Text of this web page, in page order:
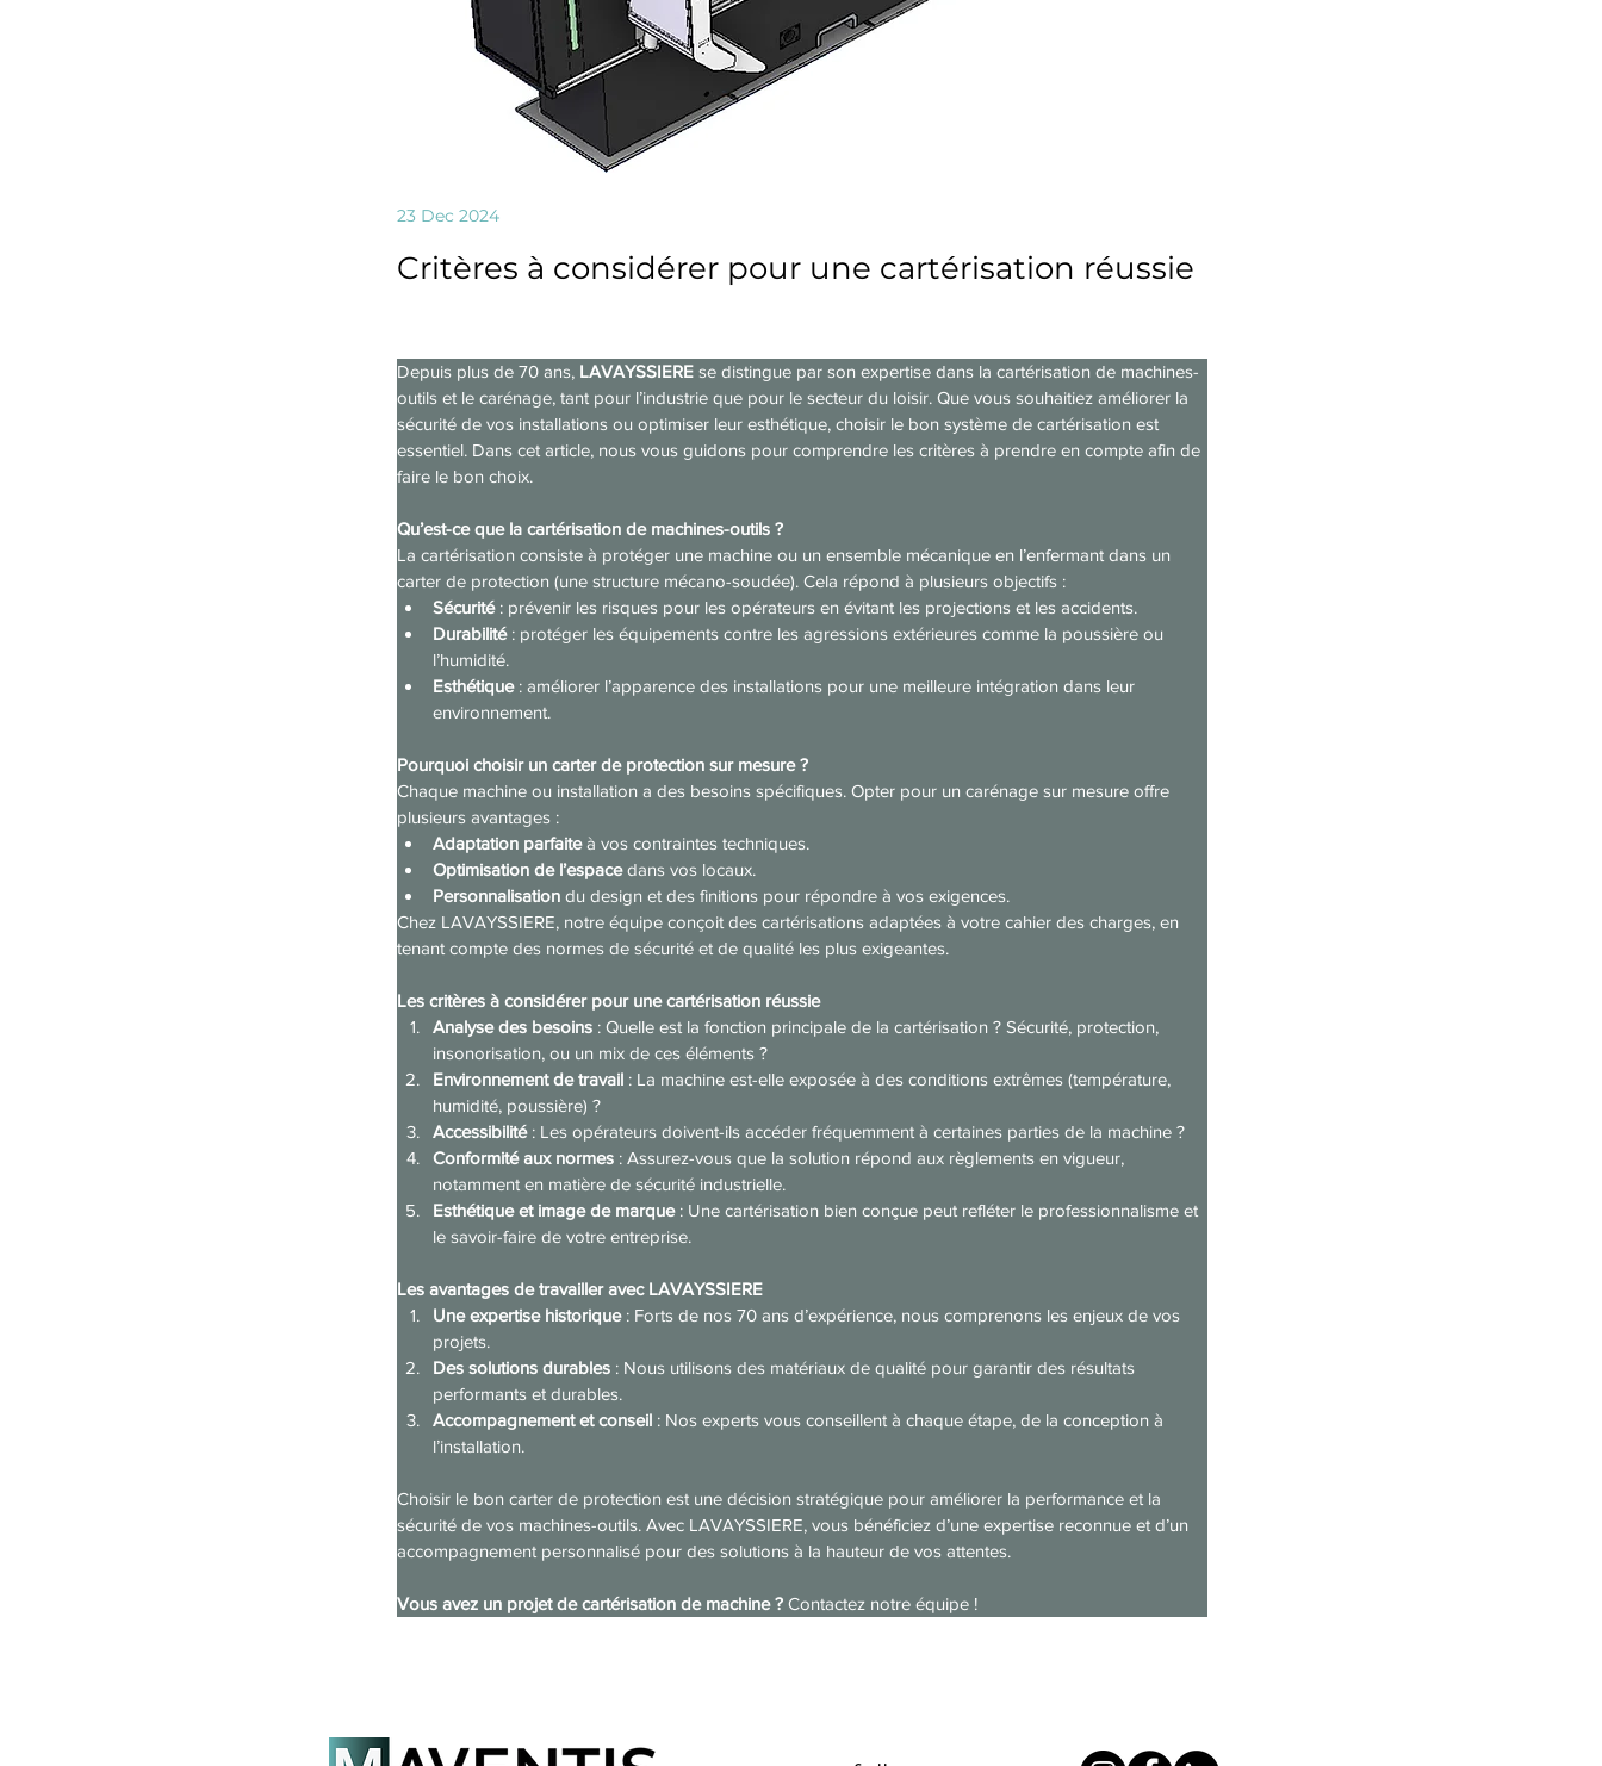
23 Dec 2024
Critères à considérer pour une cartérisation réussie
Depuis plus de 70 ans, LAVAYSSIERE se distingue par son expertise dans la cartérisation de machines-
outils et le carénage, tant pour l’industrie que pour le secteur du loisir. Que vous souhaitiez améliorer la
sécurité de vos installations ou optimiser leur esthétique, choisir le bon système de cartérisation est
essentiel. Dans cet article, nous vous guidons pour comprendre les critères à prendre en compte afin de
faire le bon choix.
Qu’est-ce que la cartérisation de machines-outils ?
La cartérisation consiste à protéger une machine ou un ensemble mécanique en l’enfermant dans un
carter de protection (une structure mécano-soudée). Cela répond à plusieurs objectifs :
Sécurité : prévenir les risques pour les opérateurs en évitant les projections et les accidents.
Durabilité : protéger les équipements contre les agressions extérieures comme la poussière ou
l’humidité.
Esthétique : améliorer l’apparence des installations pour une meilleure intégration dans leur
environnement.
Pourquoi choisir un carter de protection sur mesure ?
Chaque machine ou installation a des besoins spécifiques. Opter pour un carénage sur mesure offre
plusieurs avantages :
Adaptation parfaite à vos contraintes techniques.
Optimisation de l’espace dans vos locaux.
Personnalisation du design et des finitions pour répondre à vos exigences.
Chez LAVAYSSIERE, notre équipe conçoit des cartérisations adaptées à votre cahier des charges, en
tenant compte des normes de sécurité et de qualité les plus exigeantes.
Les critères à considérer pour une cartérisation réussie
Analyse des besoins : Quelle est la fonction principale de la cartérisation ? Sécurité, protection,
insonorisation, ou un mix de ces éléments ?
Environnement de travail : La machine est-elle exposée à des conditions extrêmes (température,
humidité, poussière) ?
Accessibilité : Les opérateurs doivent-ils accéder fréquemment à certaines parties de la machine ?
Conformité aux normes : Assurez-vous que la solution répond aux règlements en vigueur,
notamment en matière de sécurité industrielle.
Esthétique et image de marque : Une cartérisation bien conçue peut refléter le professionnalisme et
le savoir-faire de votre entreprise.
Les avantages de travailler avec LAVAYSSIERE
Une expertise historique : Forts de nos 70 ans d’expérience, nous comprenons les enjeux de vos
projets.
Des solutions durables : Nous utilisons des matériaux de qualité pour garantir des résultats
performants et durables.
Accompagnement et conseil : Nos experts vous conseillent à chaque étape, de la conception à
l’installation.
Choisir le bon carter de protection est une décision stratégique pour améliorer la performance et la
sécurité de vos machines-outils. Avec LAVAYSSIERE, vous bénéficiez d’une expertise reconnue et d’un
accompagnement personnalisé pour des solutions à la hauteur de vos attentes.
Vous avez un projet de cartérisation de machine ? Contactez notre équipe !